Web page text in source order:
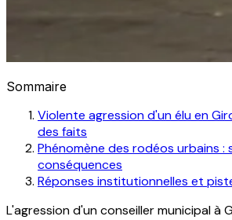
Sommaire
Violente agression d'un élu en
des faits
Phénomène des rodéos urbains
conséquences
Réponses institutionnelles et
L'agression d'un conseiller municipal à